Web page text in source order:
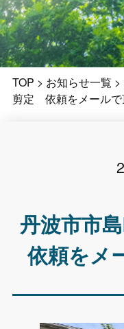
TOP > お知らせ一覧 >
剪定 依頼をメールで
丹波市市
依頼をメ